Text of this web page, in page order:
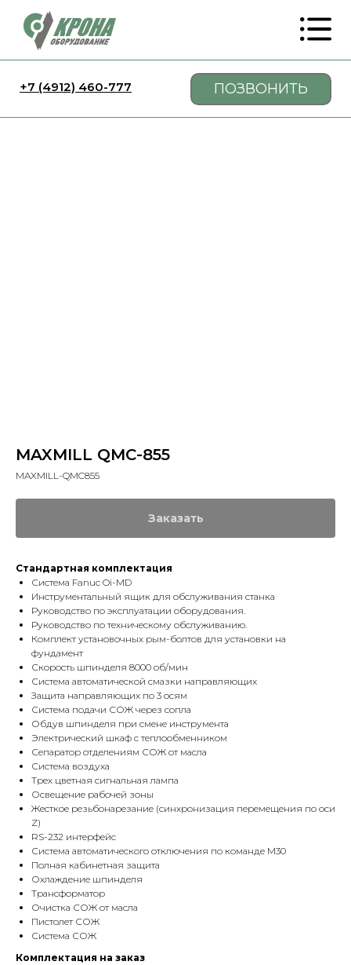
+7 (4912) 460-777 ПОЗВОНИТЬ
MAXMILL QMC-855
MAXMILL-QMC855
Заказать
Стандартная комплектация
Система Fanuc Oi-MD
Инструментальный ящик для обслуживания станка
Руководство по эксплуатации оборудования.
Руководство по техническому обслуживанию.
Комплект установочных рым-болтов для установки на
фундамент
Скорость шпинделя 8000 об/мин
Система автоматической смазки направляющих
Защита направляющих по 3 осям
Система подачи СОЖ через сопла
Обдув шпинделя при смене инструмента
Электрический шкаф с теплообменником
Сепаратор отделениям СОЖ от масла
Система воздуха
Трех цветная сигнальная лампа
Освещение рабочей зоны
Жесткое резьбонарезание (синхронизация перемещения по оси
Z)
RS-232 интерфейс
Система автоматического отключения по команде M30
Полная кабинетная защита
Охлаждение шпинделя
Трансформатор
Очистка СОЖ от масла
Пистолет СОЖ
Система СОЖ
Комплектация на заказ